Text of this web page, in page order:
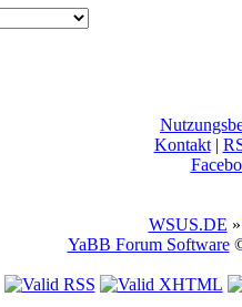
Kontakt|
WSUS.DE
YaBB Forum Software©